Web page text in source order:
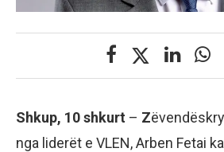
Shkup, 10 shkurt – Z
nga liderët e VLEN, Arben Fetai